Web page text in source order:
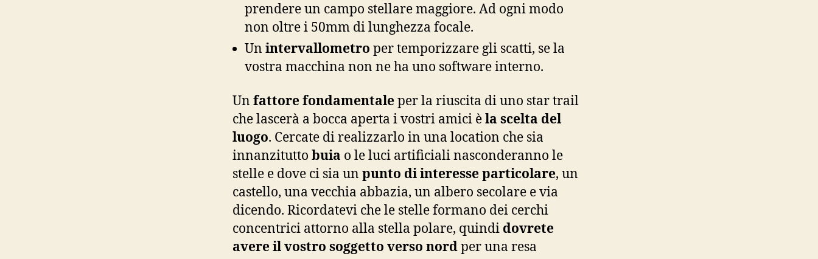
prendere un campo stellare maggiore. Ad ogni modo
non oltre i 50mm di lunghezza focale.
Un intervallometro per temporizzare gli scatti, se la
vostra macchina non ne ha uno software interno.
Un fattore fondamentaleper la riuscita di uno star trail
che lascerà a bocca aperta i vostri amici èla scelta del
luogo. Cercate di realizzarlo in una location che sia
innanzitutto buia o le luci artificiali nasconderanno le
stelle e dove ci sia un punto di interesse particolare, un
castello, una vecchia abbazia, un albero secolare e via
dicendo. Ricordatevi che le stelle formano dei cerchi
concentrici attorno alla stella polare, quindi dovrete
avere il vostro soggetto verso nordper una resa